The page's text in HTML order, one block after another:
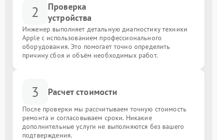
2
Проверка
устройства
Инженер выполняет детальную диагностику техники
Apple с использованием профессионального
оборудования. Это помогает точно определить
причину сбоя и объём необходимых работ.
3 Расчет стоимости
После проверки мы рассчитываем точную стоимость
ремонта и согласовываем сроки. Никакие
дополнительные услуги не выполняются без вашего
подтверждения.